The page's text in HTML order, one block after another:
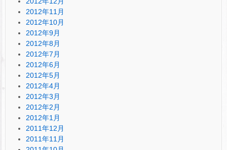
2012年11月
2012年10月
2012年9月
2012年8月
2012年7月
2012年6月
2012年5月
2012年4月
2012年3月
2012年2月
2012年1月
2011年12月
2011年11月